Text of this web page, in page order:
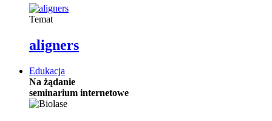
Temat
aligners
Edukacja
Na żądanie
seminarium internetowe